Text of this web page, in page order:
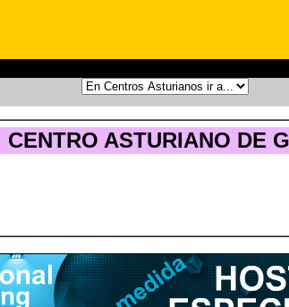
CENTRO ASTURIANO DE